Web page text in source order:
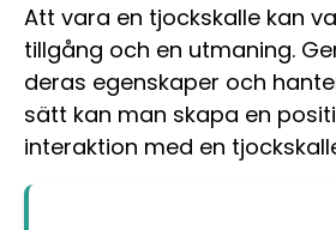
Att vara en tjockskalle kan
tillgång och en utmaning.
deras egenskaper och
sätt kan man skapa en
interaktion med en